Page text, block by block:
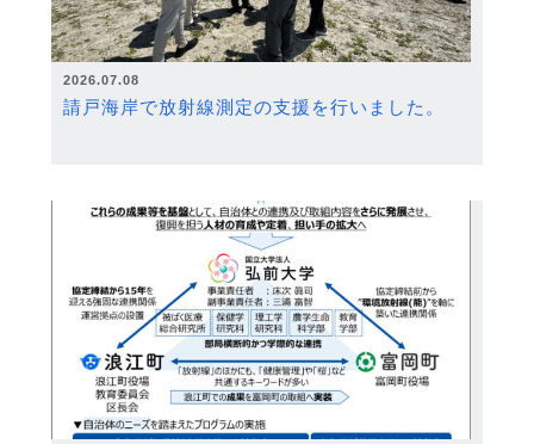
2026.07.08
請戸海岸で放射線測定の支援を行いました。